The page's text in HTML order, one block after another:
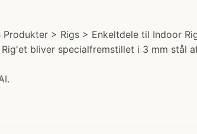
> Rigs > Enkeltdele til Indoor
bliver specialfremstillet i 3 mm stål